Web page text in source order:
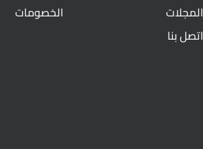
المجلات
اتصل بنا
الخصومات